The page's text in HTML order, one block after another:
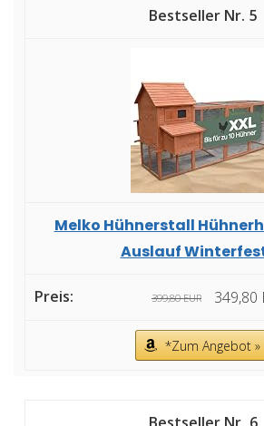
5
Melko Hühnerstall
Auslauf
399,80 EUR 349,80
*Zum Angebot »